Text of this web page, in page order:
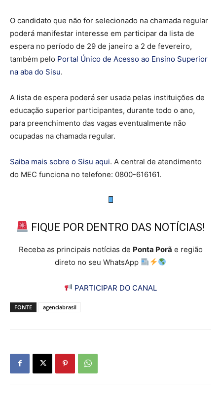
O candidato que não for selecionado na chamada regular
poderá manifestar interesse em participar da lista de
espera no período de 29 de janeiro a 2 de fevereiro,
também pelo Portal Único de Acesso ao Ensino Superior
na aba do Sisu.
A lista de espera poderá ser usada pelas instituições de
educação superior participantes, durante todo o ano,
para preenchimento das vagas eventualmente não
ocupadas na chamada regular.
Saiba mais sobre o Sisu aqui. A central de atendimento
do MEC funciona no telefone: 0800-616161.
FIQUE POR DENTRO DAS NOTÍCIAS!
Receba as principais notícias de Ponta Porã e região
direto no seu WhatsApp
PARTICIPAR DO CANAL
FONTE agenciabrasil